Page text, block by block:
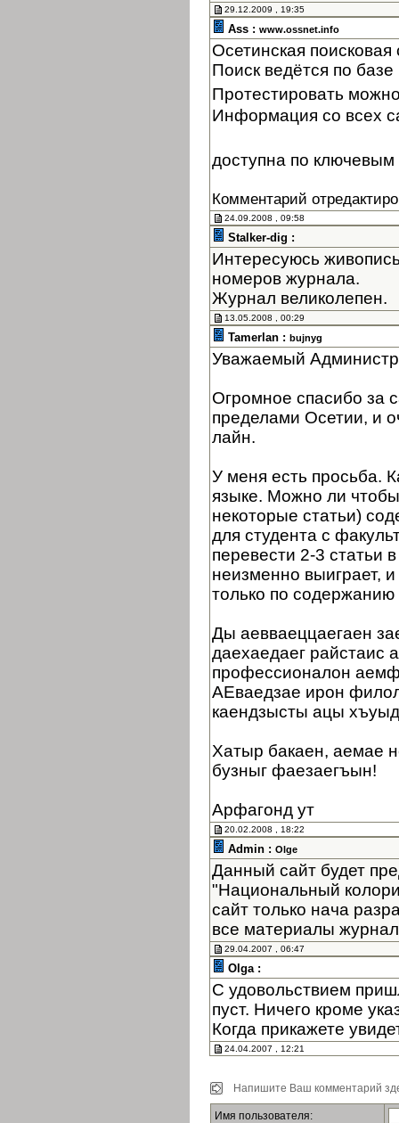
29.12.2009 , 19:35
Ass : www.ossnet.info
Осетинская
Поиск ведётся по
Протестировать
Информация со всех
доступна по
Комментарий
24.09.2008 , 09:58
Stalker-dig :
Интересуюсь
номеров журнала.
Журнал великолепен.
13.05.2008 , 00:29
Tamerlan : bujnyg
Уважаемый
Огромное спасибо за
пределами Осетии, и
лайн.
У меня есть просьба.
языке. Можно ли
некоторые статьи)
для студента с
перевести 2-3 статьи
неизменно выиграет,
только по
Ды аевваеццаегаен
даехаедаег райстаис
профессионалон
АЕваедзае ирон
каендзысты ацы
Хатыр бакаен, аемае
бузныг фаезаегъын!
Арфагонд ут
20.02.2008 , 18:22
Admin : Olge
Данный сайт будет
"Национальный
сайт только нача
все материалы
29.04.2007 , 06:47
Olga :
С удовольствием
пуст. Ничего кроме
Когда прикажете
24.04.2007 , 12:21
Напишите Ваш комментарий
Имя пользователя: